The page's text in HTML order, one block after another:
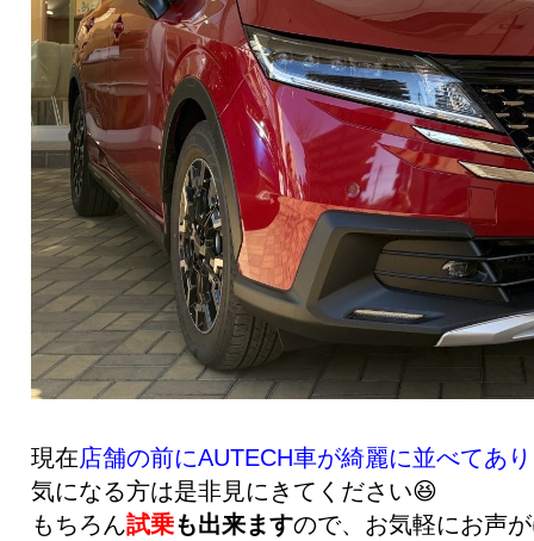
現在店舗の前にAUTECH車が綺麗に並べてあ
気になる方は是非見にきてください😆
もちろん試乗も出来ますので、お気軽にお声